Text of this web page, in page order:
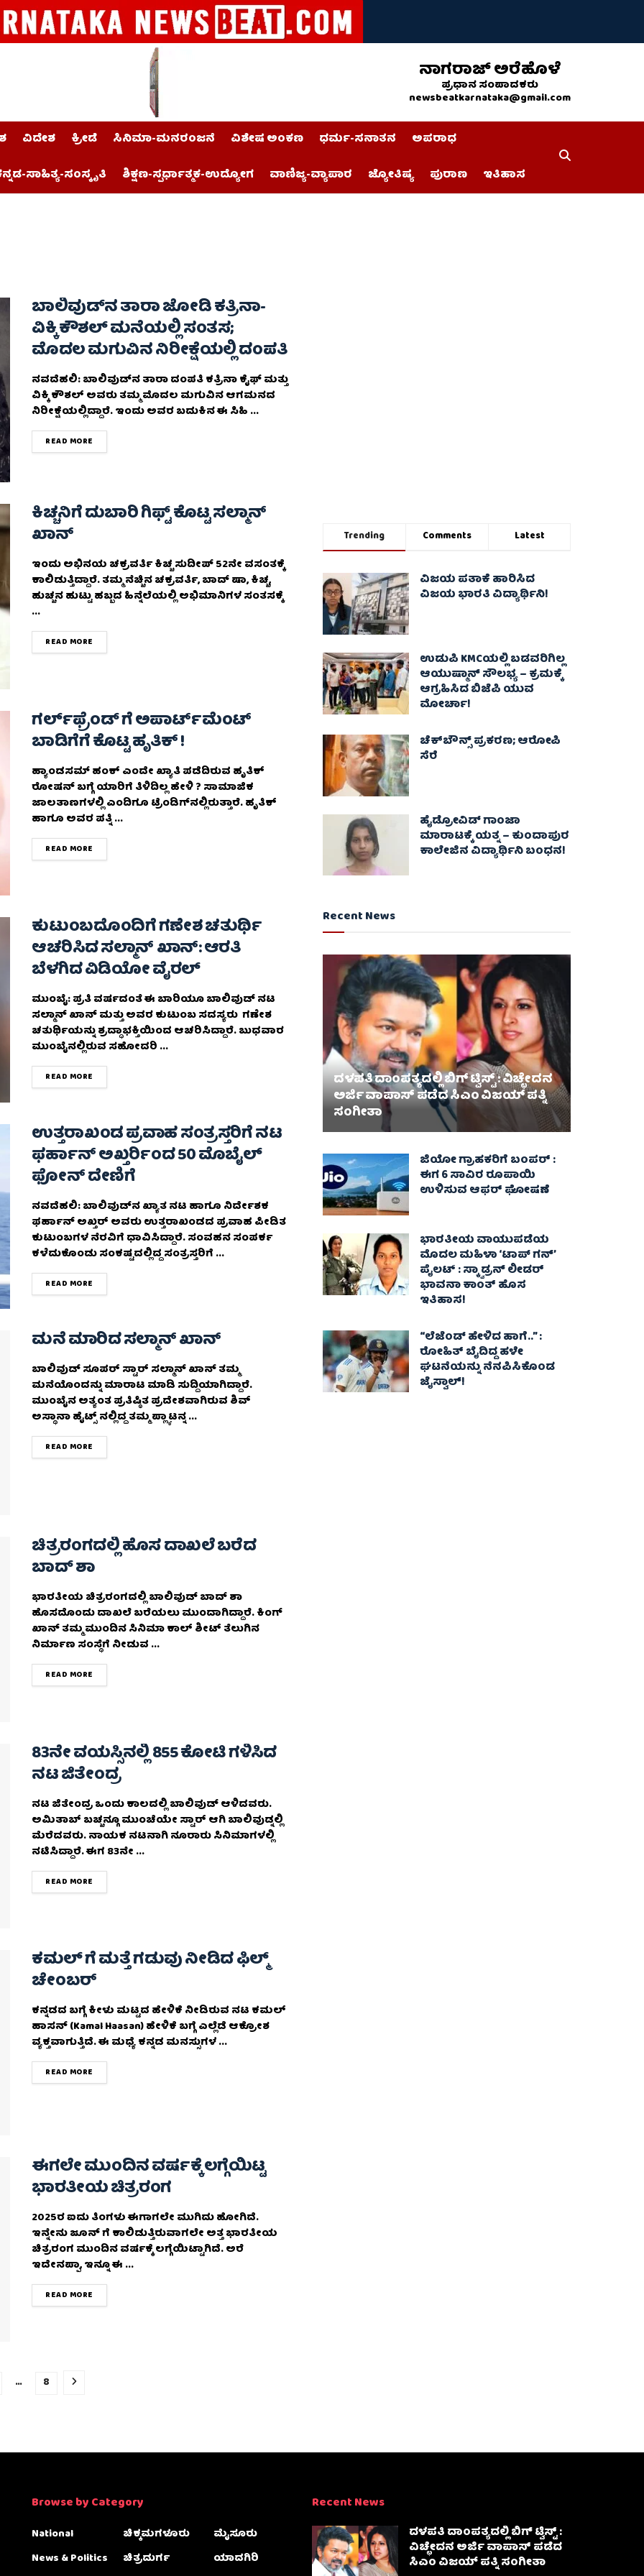
ನಾಗರಾಜ್ ಅರೆಹೊಳೆ
ಪ್ರಧಾನ ಸಂಪಾದಕರು
newsbeatkarnataka@gmail.com
ವಿದೇಶ ಕ್ರೀಡೆ ಸಿನಿಮಾ-ಮನರಂಜನೆ ವಿಶೇಷ ಅಂಕಣ ಧರ್ಮ-ಸನಾತನ
ಅಪರಾಧ
ಸಾಹಿತ್ಯ-ಸಂಸ್ಕೃತಿ
ಶಿಕ್ಷಣ-ಸ್ಪರ್ಧಾತ್ಮಕ-ಉದ್ಯೋಗ ವಾಣಿಜ್ಯ-ವ್ಯಾಪಾರ ಜ್ಯೋತಿಷ್ಯ ಪುರಾಣ ಇತಿಹಾಸ
ಬಾಲಿವುಡ್‌ನ ತಾರಾ ಜೋಡಿ ಕತ್ರಿನಾ-
ವಿಕ್ಕಿ ಕೌಶಲ್ ಮನೆಯಲ್ಲಿ ಸಂತಸ;
ಮೊದಲ ಮಗುವಿನ ನಿರೀಕ್ಷೆಯಲ್ಲಿ ದಂಪತಿ
ನವದೆಹಲಿ: ಬಾಲಿವುಡ್‌ನ ತಾರಾ ದಂಪತಿ ಕತ್ರಿನಾ ಕೈಫ್ ಮತ್ತು
ವಿಕ್ಕಿ ಕೌಶಲ್ ಅವರು ತಮ್ಮ ಮೊದಲ ಮಗುವಿನ ಆಗಮನದ
ನಿರೀಕ್ಷೆಯಲ್ಲಿದ್ದಾರೆ. ಇಂದು ಅವರ ಬದುಕಿನ ಈ ಸಿಹಿ ...
READ MORE
ಕಿಚ್ಚನಿಗೆ ದುಬಾರಿ ಗಿಫ್ಟ್‌ ಕೊಟ್ಟ ಸಲ್ಮಾನ್‌
ಖಾನ್‌
ಇಂದು ಅಭಿನಯ ಚಕ್ರವರ್ತಿ ಕಿಚ್ಚ ಸುದೀಪ್‌ 52ನೇ ವಸಂತಕ್ಕೆ
ಕಾಲಿಡುತ್ತಿದ್ದಾರೆ. ತಮ್ಮ ನೆಚ್ಚಿನ ಚಕ್ರವರ್ತಿ, ಬಾದ್ ಷಾ, ಕಿಚ್ಚ,
ಹುಚ್ಚನ ಹುಟ್ಟು ಹಬ್ಬದ ಹಿನ್ನೆಲೆಯಲ್ಲಿ ಅಭಿಮಾನಿಗಳ ಸಂತಸಕ್ಕೆ
...
READ MORE
ಗರ್ಲ್‌ಫ್ರೆಂಡ್‌ ಗೆ ಅಪಾರ್ಟ್‌ಮೆಂಟ್‌
ಬಾಡಿಗೆಗೆ ಕೊಟ್ಟ ಹೃತಿಕ್‌ !
ಹ್ಯಾಂಡಸಮ್‌ ಹಂಕ್‌ ಎಂದೇ ಖ್ಯಾತಿ ಪಡೆದಿರುವ ಹೃತಿಕ್‌
ರೋಷನ್‌ ಬಗ್ಗೆ ಯಾರಿಗೆ ತಿಳಿದಿಲ್ಲ ಹೇಳಿ ? ಸಾಮಾಜಿಕ
ಜಾಲತಾಣಗಳಲ್ಲಿ ಎಂದಿಗೂ ಟ್ರೆಂಡಿಗ್‌ನಲ್ಲಿರುತ್ತಾರೆ. ಹೃತಿಕ್‌
ಹಾಗೂ ಅವರ ಪತ್ನಿ ...
READ MORE
ಕುಟುಂಬದೊಂದಿಗೆ ಗಣೇಶ ಚತುರ್ಥಿ
ಆಚರಿಸಿದ ಸಲ್ಮಾನ್ ಖಾನ್: ಆರತಿ
ಬೆಳಗಿದ ವಿಡಿಯೋ ವೈರಲ್
ಮುಂಬೈ: ಪ್ರತಿ ವರ್ಷದಂತೆ ಈ ಬಾರಿಯೂ ಬಾಲಿವುಡ್ ನಟ
ಸಲ್ಮಾನ್ ಖಾನ್ ಮತ್ತು ಅವರ ಕುಟುಂಬ ಸದಸ್ಯರು ಗಣೇಶ
ಚತುರ್ಥಿಯನ್ನು ಶ್ರದ್ಧಾಭಕ್ತಿಯಿಂದ ಆಚರಿಸಿದ್ದಾರೆ. ಬುಧವಾರ
ಮುಂಬೈನಲ್ಲಿರುವ ಸಹೋದರಿ ...
READ MORE
ಉತ್ತರಾಖಂಡ ಪ್ರವಾಹ ಸಂತ್ರಸ್ತರಿಗೆ ನಟ
ಫರ್ಹಾನ್ ಅಖ್ತರ್ರಿಂದ 50 ಮೊಬೈಲ್
ಫೋನ್‌ ದೇಣಿಗೆ
ನವದೆಹಲಿ: ಬಾಲಿವುಡ್‌ನ ಖ್ಯಾತ ನಟ ಹಾಗೂ ನಿರ್ದೇಶಕ
ಫರ್ಹಾನ್ ಅಖ್ತರ್ ಅವರು ಉತ್ತರಾಖಂಡದ ಪ್ರವಾಹ ಪೀಡಿತ
ಕುಟುಂಬಗಳ ನೆರವಿಗೆ ಧಾವಿಸಿದ್ದಾರೆ. ಸಂವಹನ ಸಂಪರ್ಕ
ಕಳೆದುಕೊಂಡು ಸಂಕಷ್ಟದಲ್ಲಿದ್ದ ಸಂತ್ರಸ್ತರಿಗೆ ...
READ MORE
ಮನೆ ಮಾರಿದ ಸಲ್ಮಾನ್ ಖಾನ್
ಬಾಲಿವುಡ್ ಸೂಪರ್ ಸ್ಟಾರ್ ಸಲ್ಮಾನ್ ಖಾನ್ ತಮ್ಮ
ಮನೆಯೊಂದನ್ನು ಮಾರಾಟ ಮಾಡಿ ಸುದ್ದಿಯಾಗಿದ್ದಾರೆ.
ಮುಂಬೈನ ಅತ್ಯಂತ ಪ್ರತಿಷ್ಠಿತ ಪ್ರದೇಶವಾಗಿರುವ ಶಿವ್
ಅಸ್ಥಾನಾ ಹೈಟ್ಸ್ ನಲ್ಲಿದ್ದ ತಮ್ಮ ಪ್ಲ್ಯಾಟನ್ನ ...
READ MORE
ಚಿತ್ರರಂಗದಲ್ಲಿ ಹೊಸ ದಾಖಲೆ ಬರೆದ
ಬಾದ್ ಶಾ
ಭಾರತೀಯ ಚಿತ್ರರಂಗದಲ್ಲಿ ಬಾಲಿವುಡ್ ಬಾದ್ ಶಾ
ಹೊಸದೊಂದು ದಾಖಲೆ ಬರೆಯಲು ಮುಂದಾಗಿದ್ದಾರೆ. ಕಿಂಗ್
ಖಾನ್ ತಮ್ಮ ಮುಂದಿನ ಸಿನಿಮಾ ಕಾಲ್ ಶೀಟ್ ತೆಲುಗಿನ
ನಿರ್ಮಾಣ ಸಂಸ್ಥೆಗೆ ನೀಡುವ ...
READ MORE
83ನೇ ವಯಸ್ಸಿನಲ್ಲಿ 855 ಕೋಟಿ ಗಳಿಸಿದ
ನಟ ಜಿತೇಂದ್ರ
ನಟ ಜಿತೇಂದ್ರ ಒಂದು ಕಾಲದಲ್ಲಿ ಬಾಲಿವುಡ್ ಆಳಿದವರು.
ಅಮಿತಾಬ್ ಬಚ್ಚನ್ಗೂ ಮುಂಚೆಯೇ ಸ್ಟಾರ್ ಆಗಿ ಬಾಲಿವುಡ್ನಲ್ಲಿ
ಮೆರೆದವರು. ನಾಯಕ ನಟನಾಗಿ ನೂರಾರು ಸಿನಿಮಾಗಳಲ್ಲಿ
ನಟಿಸಿದ್ದಾರೆ. ಈಗ 83ನೇ ...
READ MORE
ಕಮಲ್ ಗೆ ಮತ್ತೆ ಗಡುವು ನೀಡಿದ ಫಿಲ್ಮ್
ಚೇಂಬರ್
ಕನ್ನಡದ ಬಗ್ಗೆ ಕೀಳು ಮಟ್ಟದ ಹೇಳಿಕೆ ನೀಡಿರುವ ನಟ ಕಮಲ್
ಹಾಸನ್ (Kamal Haasan) ಹೇಳಿಕೆ ಬಗ್ಗೆ ಎಲ್ಲೆಡೆ ಆಕ್ರೋಶ
ವ್ಯಕ್ತವಾಗುತ್ತಿದೆ. ಈ ಮಧ್ಯೆ ಕನ್ನಡ ಮನಸ್ಸುಗಳ ...
READ MORE
ಈಗಲೇ ಮುಂದಿನ ವರ್ಷಕ್ಕೆ ಲಗ್ಗೆಯಿಟ್ಟ
ಭಾರತೀಯ ಚಿತ್ರರಂಗ
2025ರ ಐದು ತಿಂಗಳು ಈಗಾಗಲೇ ಮುಗಿದು ಹೋಗಿದೆ.
ಇನ್ನೇನು ಜೂನ್ ಗೆ ಕಾಲಿಡುತ್ತಿರುವಾಗಲೇ ಅತ್ತ ಭಾರತೀಯ
ಚಿತ್ರರಂಗ ಮುಂದಿನ ವರ್ಷಕ್ಕೆ ಲಗ್ಗೆಯಿಟ್ಟಾಗಿದೆ. ಅರೆ
ಇದೇನಪ್ಪಾ, ಇನ್ನೂ ಈ ...
READ MORE
… 8
Trending Comments Latest
ವಿಜಯ ಪತಾಕೆ ಹಾರಿಸಿದ
ವಿಜಯ ಭಾರತಿ ವಿದ್ಯಾರ್ಥಿನಿ!
ಉಡುಪಿ KMCಯಲ್ಲಿ ಬಡವರಿಗಿಲ್ಲ
ಆಯುಷ್ಮಾನ್ ಸೌಲಭ್ಯ – ಕ್ರಮಕ್ಕೆ
ಆಗ್ರಹಿಸಿದ ಬಿಜೆಪಿ ಯುವ
ಮೋರ್ಚಾ!
ಚೆಕ್​ಬೌನ್ಸ್​ ಪ್ರಕರಣ; ಆರೋಪಿ
ಸೆರೆ
ಹೈಡ್ರೋವಿಡ್ ಗಾಂಜಾ
ಮಾರಾಟಕ್ಕೆ ಯತ್ನ – ಕುಂದಾಪುರ
ಕಾಲೇಜಿನ ವಿದ್ಯಾರ್ಥಿನಿ ಬಂಧನ!
Recent News
ದಳಪತಿ ದಾಂಪತ್ಯದಲ್ಲಿ ಬಿಗ್ ಟ್ವಿಸ್ಟ್ : ವಿಚ್ಛೇದನ
ಅರ್ಜಿ ವಾಪಾಸ್‌ ಪಡೆದ ಸಿಎಂ ವಿಜಯ್ ಪತ್ನಿ
ಸಂಗೀತಾ‌
ಜಿಯೋ ಗ್ರಾಹಕರಿಗೆ ಬಂಪರ್ :
ಈಗ 6 ಸಾವಿರ ರೂಪಾಯಿ
ಉಳಿಸುವ ಆಫರ್ ಘೋಷಣೆ
ಭಾರತೀಯ ವಾಯುಪಡೆಯ
ಮೊದಲ ಮಹಿಳಾ ‘ಟಾಪ್ ಗನ್’
ಪೈಲಟ್ : ಸ್ಕ್ವಾಡ್ರನ್ ಲೀಡರ್
ಭಾವನಾ ಕಾಂತ್ ಹೊಸ
ಇತಿಹಾಸ!
“ಲೆಜೆಂಡ್ ಹೇಳಿದ ಹಾಗೆ..” :
ರೋಹಿತ್ ಬೈದಿದ್ದ ಹಳೇ
ಘಟನೆಯನ್ನು ನೆನಪಿಸಿಕೊಂಡ
ಜೈಸ್ವಾಲ್!
Browse by Category
National
News & Politics
ಚಿಕ್ಕಮಗಳೂರು
ಚಿತ್ರದುರ್ಗ
ಮೈಸೂರು
ಯಾದಗಿರಿ
Recent News
ದಳಪತಿ ದಾಂಪತ್ಯದಲ್ಲಿ ಬಿಗ್ ಟ್ವಿಸ್ಟ್ :
ವಿಚ್ಛೇದನ ಅರ್ಜಿ ವಾಪಾಸ್‌ ಪಡೆದ
ಸಿಎಂ ವಿಜಯ್ ಪತ್ನಿ ಸಂಗೀತಾ‌